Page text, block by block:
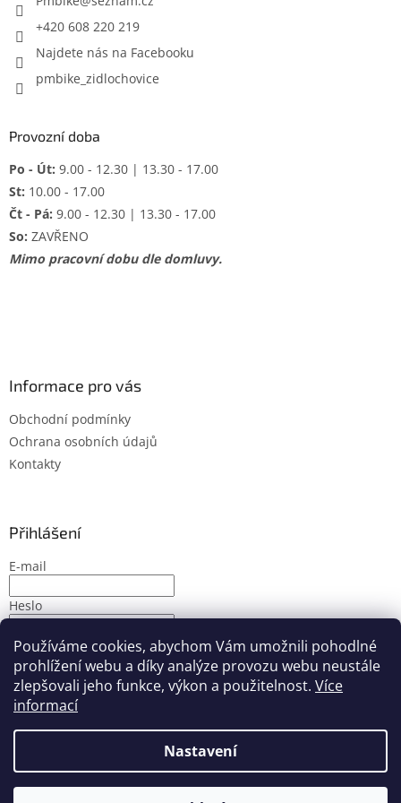
Používáme cookies, abychom Vám umožnili pohodlné
prohlížení webu a díky analýze provozu webu neustále
zlepšovali jeho funkce, výkon a použitelnost. Více
informací
Nastavení
+420 608 220 219
Najdete nás na Facebooku
pmbike_zidlochovice
Provozní doba
Po - Út: 9.00 - 12.30 | 13.30 - 17.00
St: 10.00 - 17.00
Čt - Pá: 9.00 - 12.30 | 13.30 - 17.00
So: ZAVŘENO
Mimo pracovní dobu dle domluvy.
Informace pro vás
Obchodní podmínky
Ochrana osobních údajů
Kontakty
Přihlášení
E-mail
Heslo
PŘIHLÁSIT SE
Nová registraceZapomenuté heslo
Vytvořil Shoptet